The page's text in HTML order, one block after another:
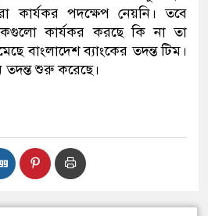
কার্যকর পদক্ষেপ নেয়নি। তবে
কার্যকর করছে কি না তা
বাংলাদেশ ব্যাংকের তদন্ত টিম।
তদন্ত শুরু করেছে।